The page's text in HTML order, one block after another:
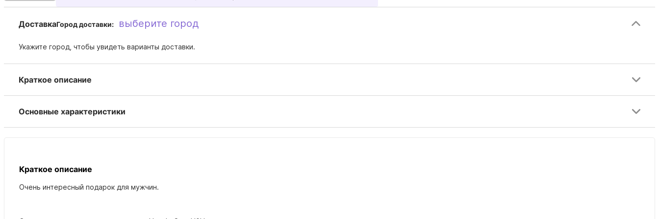
ДоставкаГород доставки: выберите город
Укажите город, чтобы увидеть варианты доставки.
Краткое описание
Основные характеристики
Краткое описание
Очень интересный подарок для мужчин.